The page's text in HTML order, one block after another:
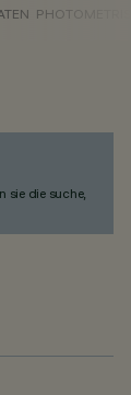
sie die suche,